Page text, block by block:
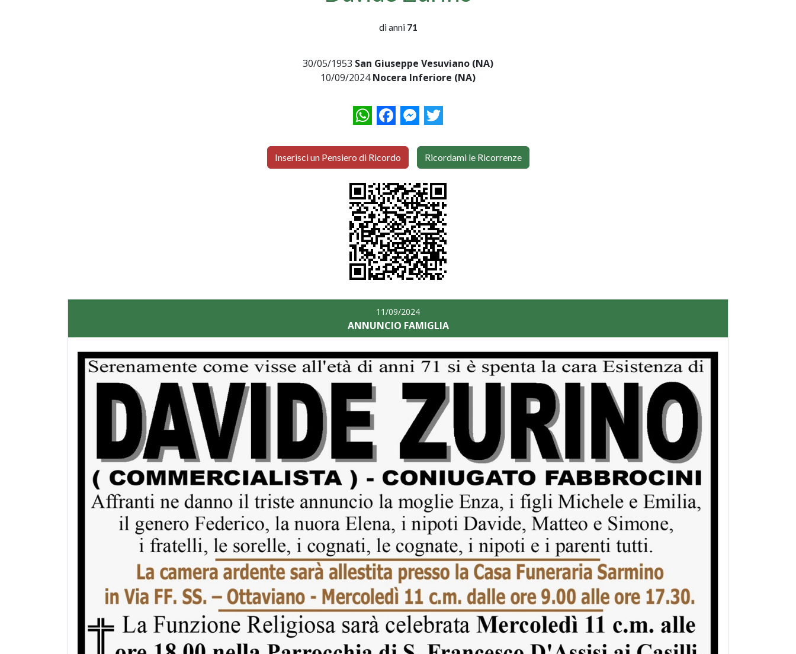
di anni 71
30/05/1953 San Giuseppe Vesuviano (NA)
10/09/2024Nocera Inferiore (NA)
WhatsAppFacebookMessenger
Twitter
Inserisci un Pensiero di Ricordo Ricordami le Ricorrenze
11/09/2024
ANNUNCIO FAMIGLIA